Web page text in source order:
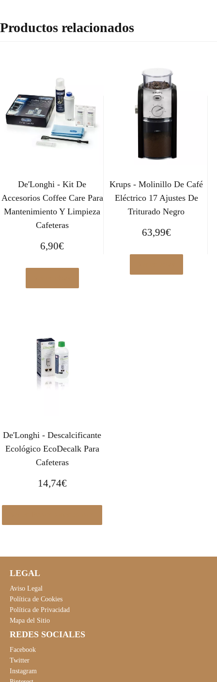
Productos relacionados
De'Longhi - Kit De
Accesorios Coffee Care Para
Mantenimiento Y Limpieza
Cafeteras
6,90€
Krups - Molinillo De Café
Eléctrico 17 Ajustes De
Triturado Negro
63,99€
De'Longhi - Descalcificante
Ecológico EcoDecalk Para
Cafeteras
14,74€
LEGAL
Aviso Legal
Política de Cookies
Política de Privacidad
Mapa del Sitio
REDES SOCIALES
Facebook
Twitter
Instagram